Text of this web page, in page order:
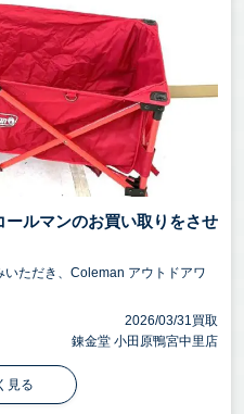
ルマンのお買い取りをさせ
ただき、Coleman アウトドアワ
2026/03/31買取
錬金堂 小田原鴨宮中里店
見る